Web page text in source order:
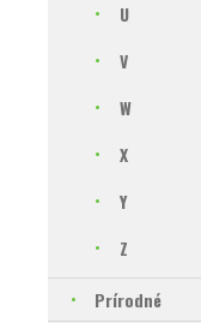
U
V
W
X
Y
Z
Prírodné